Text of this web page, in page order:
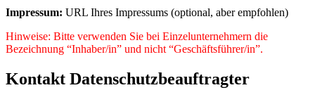
Impressum: URL Ihres Impressums (optional, aber empfohlen)
Hinweise: Bitte verwenden Sie bei Einzelunternehmern die
Bezeichnung “Inhaber/in” und nicht “Geschäftsführer/in”.
Kontakt Datenschutzbeauftragter